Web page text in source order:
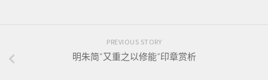
PREVIOUS STORY
明朱简“又重之以修能”印章赏析